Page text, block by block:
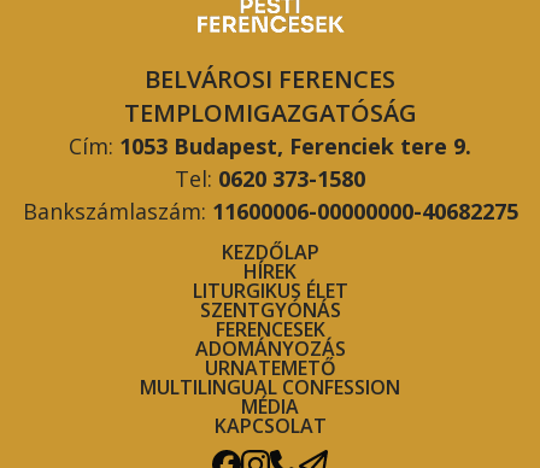
BELVÁROSI FERENCES
TEMPLOMIGAZGATÓSÁG
Cím: 1053 Budapest, Ferenciek tere 9.
Tel: 0620 373-1580
Bankszámlaszám: 11600006-00000000-40682275
KEZDŐLAP
HÍREK
LITURGIKUS ÉLET
SZENTGYÓNÁS
FERENCESEK
ADOMÁNYOZÁS
URNATEMETŐ
MULTILINGUAL CONFESSION
MÉDIA
KAPCSOLAT